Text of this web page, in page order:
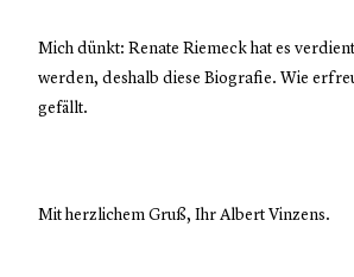
Mich dünkt: Renate Riemeck hat es
werden, deshalb diese Biografie. Wie
gefällt.
Mit herzlichem Gruß, Ihr Albert Vinzens.